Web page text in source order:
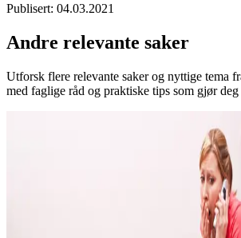
Publisert: 04.03.2021
Andre relevante saker
Utforsk flere relevante saker og nyttige tema
med faglige råd og praktiske tips som gjør